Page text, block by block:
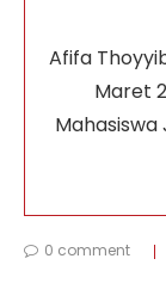
Afifa
Maret
Mahasiswa
di UIN
Tim Karya
Arena.
0 comment